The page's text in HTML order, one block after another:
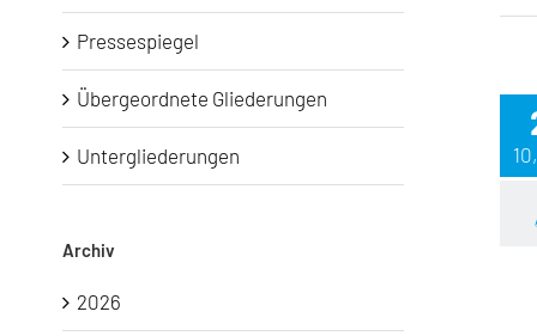
Pressespiegel
Übergeordnete Gliederungen
Untergliederungen
Archiv
2026